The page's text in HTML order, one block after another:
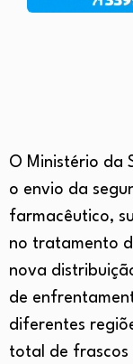
O Ministério da
o envio da
farmacêutico,
no tratamento
nova
de
diferentes
total de frascos